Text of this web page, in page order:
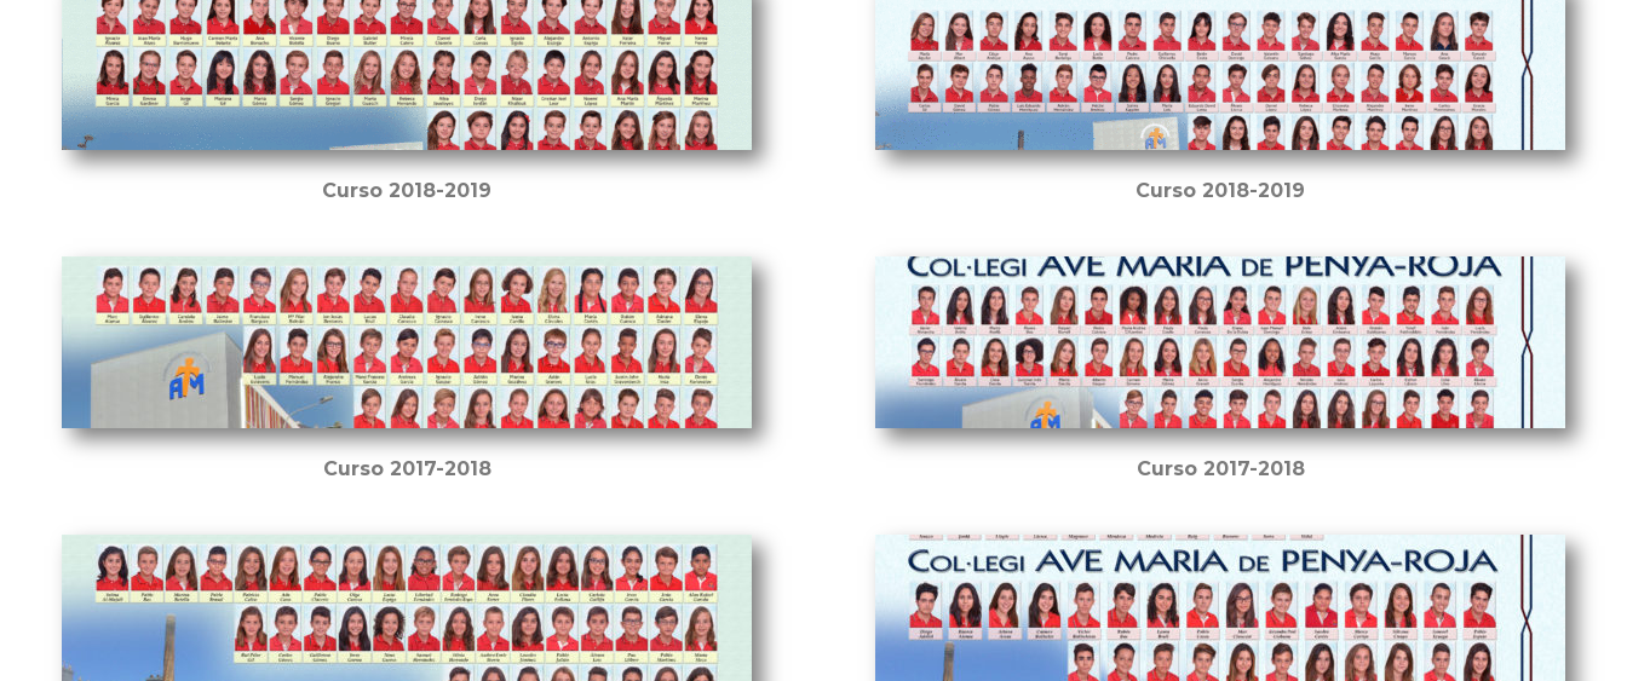
Curso 2018-2019 Curso 2018-2019
Curso 2017-2018 Curso 2017-2018